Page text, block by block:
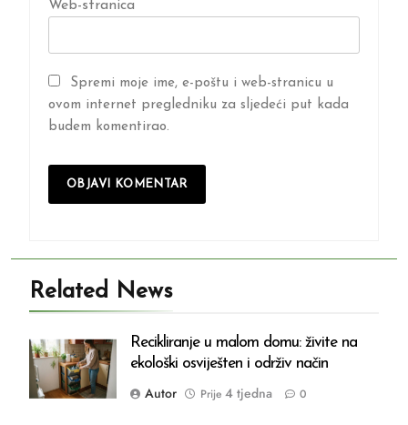
Web-stranica
Spremi moje ime, e-poštu i web-stranicu u
ovom internet pregledniku za sljedeći put kada
budem komentirao.
Related News
Recikliranje u malom domu: živite na
ekološki osviješten i održiv način
Autor Prije 4 tjedna 0